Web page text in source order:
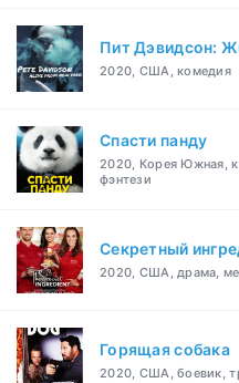
Пит Дэвидсон:
2020, США, комедия
Спасти панду
2020, Корея Южная,
фэнтези
Секретный
2020, США, драма,
Горящая собака
2020, США, боевик,